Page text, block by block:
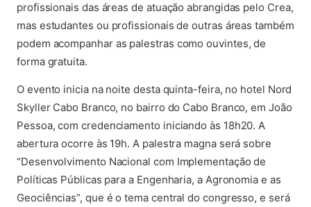
profissionais das áreas de atuação abrangidas pelo Crea,
mas estudantes ou profissionais de outras áreas também
podem acompanhar as palestras como ouvintes, de
forma gratuita.
O evento inicia na noite desta quinta-feira, no hotel Nord
Skyller Cabo Branco, no bairro do Cabo Branco, em João
Pessoa, com credenciamento iniciando às 18h20. A
abertura ocorre às 19h. A palestra magna será sobre
“Desenvolvimento Nacional com Implementação de
Políticas Públicas para a Engenharia, a Agronomia e as
Geociências”, que é o tema central do congresso, e será